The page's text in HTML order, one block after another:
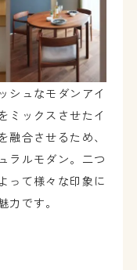
シュなモダンアイ
ミックスさせたイ
融合させるため、
ラルモダン。二つ
って様々な印象に
力です。